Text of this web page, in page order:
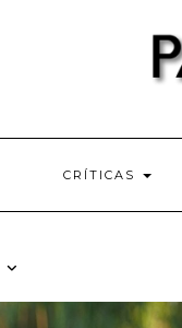
CRÍTICAS